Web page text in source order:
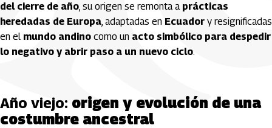
del cierre de año, su origen se remonta a prácticas
heredadas de Europa, adaptadas en Ecuador y resignificadas
en el mundo andino como un acto simbólico para despedir
lo negativo y abrir paso a un nuevo ciclo.
Año viejo: origen y evolución de una
costumbre ancestral